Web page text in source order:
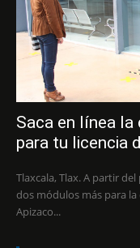
Saca en línea la
para tu licencia
Tlaxcala, Tlax. A partir
dos módulos más para
Apizaco...